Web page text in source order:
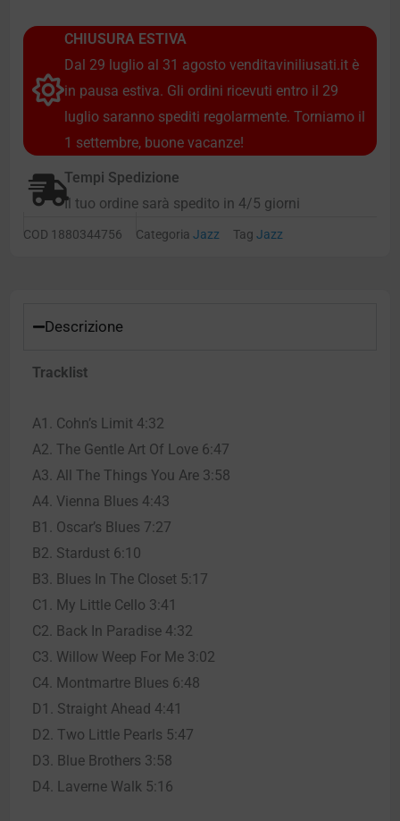
CHIUSURA ESTIVA
Dal 29 luglio al 31 agosto venditaviniliusati.it è
in pausa estiva. Gli ordini ricevuti entro il 29
luglio saranno spediti regolarmente. Torniamo il
1 settembre, buone vacanze!
Tempi Spedizione
Il tuo ordine sarà spedito in 4/5 giorni
COD 1880344756 Categoria Jazz Tag Jazz
Descrizione
Tracklist
A1. Cohn’s Limit 4:32
A2. The Gentle Art Of Love 6:47
A3. All The Things You Are 3:58
A4. Vienna Blues 4:43
B1. Oscar’s Blues 7:27
B2. Stardust 6:10
B3. Blues In The Closet 5:17
C1. My Little Cello 3:41
C2. Back In Paradise 4:32
C3. Willow Weep For Me 3:02
C4. Montmartre Blues 6:48
D1. Straight Ahead 4:41
D2. Two Little Pearls 5:47
D3. Blue Brothers 3:58
D4. Laverne Walk 5:16